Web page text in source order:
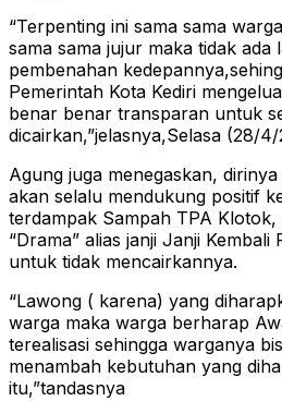
“Terpenting ini sama sama
sama sama jujur maka tidak ada
pembenahan
Pemerintah Kota Kediri
benar benar transparan untuk
dicairkan,”jelasnya,Selasa (28/
Agung juga menegaskan,
akan selalu mendukung positif
terdampak Sampah TPA Klotok,
“Drama” alias janji Janji Kembali
untuk tidak mencairkannya.
“Lawong ( karena) yang
warga maka warga berharap
terealisasi sehingga warganya
menambah kebutuhan yang
itu,”tandasnya